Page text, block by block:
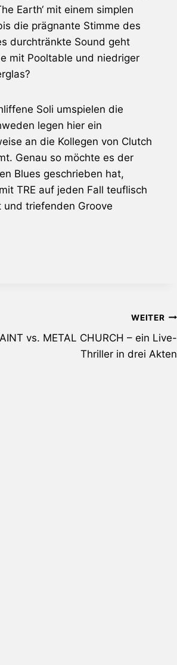
Earth‘ mit einem simplen
die prägnante Stimme des
durchtränkte Sound geht
mit Pooltable und niedriger
Soli umspielen die
legen hier ein
an die Kollegen von Clutch
Genau so möchte es der
Blues geschrieben hat,
TRE auf jeden Fall teuflisch
triefenden Groove
WEITER
vs. METAL CHURCH – ein Live-
Thriller in drei Akten